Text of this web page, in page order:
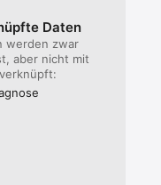
Daten
werden zwar
aber nicht mit